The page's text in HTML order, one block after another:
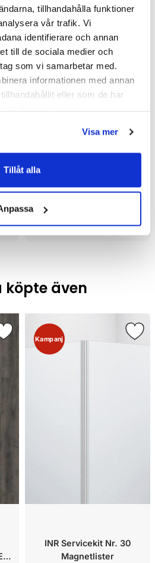
tillhandahålla funktioner
vår trafik. Vi
identifierare och annan
till de sociala medier och
som vi samarbetar med.
informationen med annan
eller som de har
Visa mer
Tillåt alla
/st 10 190 kr/st13 585 kr/st
köpte även
Kampanj
INR Servicekit Nr. 30
Magnetlister